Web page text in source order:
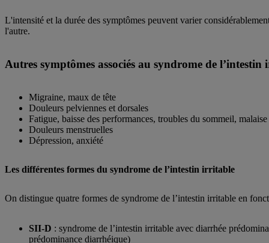
L'intensité et la durée des symptômes peuvent varier
l'autre.
Autres symptômes associés au syndrome de l’intestin
Migraine, maux de tête
Douleurs pelviennes et dorsales
Fatigue, baisse des performances, troubles du sommeil, malaise
Douleurs menstruelles
Dépression, anxiété
Les différentes formes du syndrome de l’intestin irritable
On distingue quatre formes de syndrome de l’intestin irritable en
SII-D : syndrome de l’intestin irritable avec diarrhée
prédominance diarrhéique)